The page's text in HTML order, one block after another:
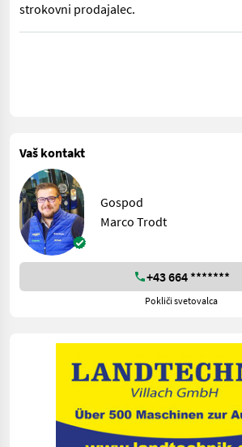
strokovni prodajalec.
Pöttinger rotacijski senik Hit 54N s
Vaš kontakt
Gospod
Marco Trodt
+43 664 *******
Pokliči svetovalca